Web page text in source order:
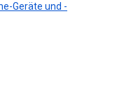
Geräte und -